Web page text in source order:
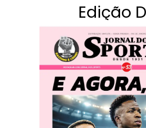
Edição